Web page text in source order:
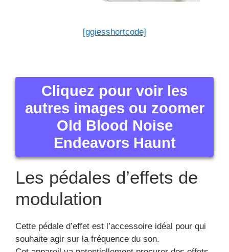
[ggiesshortcode]
Cliquez pour voir les
autres images ou zoomer
Old Blood Noise
Endeavors Haunt
Les pédales d’effets de
modulation
Cette pédale d’effet est l’accessoire idéal pour qui
souhaite agir sur la fréquence du son.